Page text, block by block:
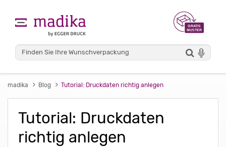
madika Blog Tutorial: Druckdaten richtig anlegen
Tutorial: Druckdaten
richtig anlegen